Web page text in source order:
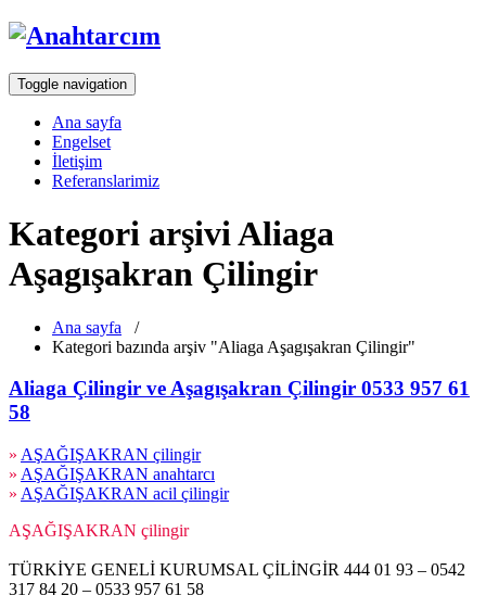
Toggle navigation
Ana sayfa
Engelset
İletişim
Referanslarimiz
Kategori arşivi Aliaga
Aşagışakran Çilingir
Ana sayfa /
Kategori bazında arşiv "Aliaga Aşagışakran Çilingir"
Aliaga Çilingir ve Aşagışakran Çilingir 0533 957 61
58
» AŞAĞIŞAKRAN çilingir
» AŞAĞIŞAKRAN anahtarcı
» AŞAĞIŞAKRAN acil çilingir
AŞAĞIŞAKRAN çilingir
TÜRKİYE GENELİ KURUMSAL ÇİLİNGİR 444 01 93 – 0542
317 84 20 – 0533 957 61 58